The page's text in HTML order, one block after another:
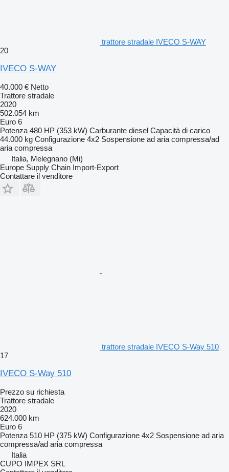
trattore stradale IVECO S-WAY
20
IVECO S-WAY
40.000 € Netto
Trattore stradale
2020
502.054 km
Euro 6
Potenza 480 HP (353 kW) Carburante diesel Capacità di carico
44.000 kg Configurazione 4x2 Sospensione ad aria compressa/ad
aria compressa
Italia, Melegnano (Mi)
Europe Supply Chain Import-Export
Contattare il venditore
trattore stradale IVECO S-Way 510
17
IVECO S-Way 510
Prezzo su richiesta
Trattore stradale
2020
624.000 km
Euro 6
Potenza 510 HP (375 kW) Configurazione 4x2 Sospensione ad aria
compressa/ad aria compressa
Italia
CUPO IMPEX SRL